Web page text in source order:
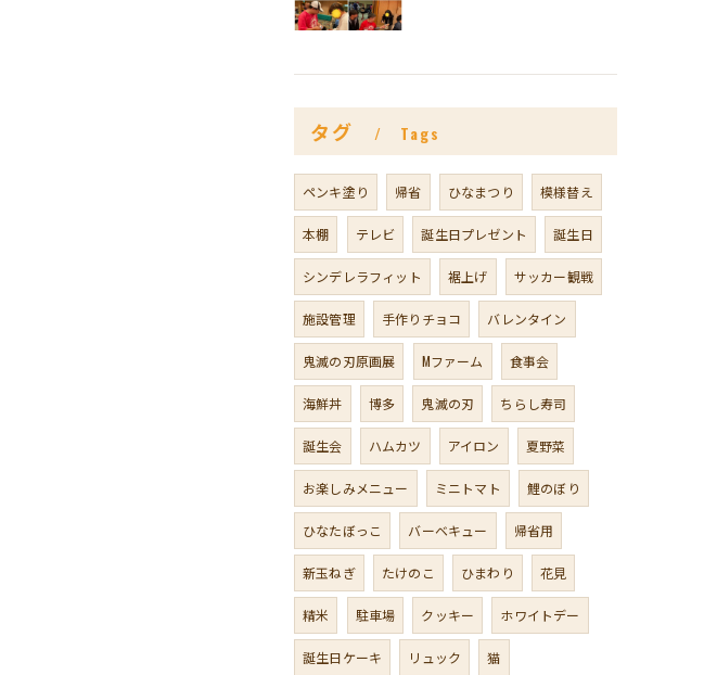
タグ Tags
ペンキ塗り 帰省 ひなまつり 模様替え
本棚 テレビ 誕生日プレゼント 誕生日
シンデレラフィット 裾上げ サッカー観戦
施設管理 手作りチョコ バレンタイン
鬼滅の刃原画展 Mファーム 食事会
海鮮丼 博多 鬼滅の刃 ちらし寿司
誕生会 ハムカツ アイロン 夏野菜
お楽しみメニュー ミニトマト 鯉のぼり
ひなたぼっこ バーベキュー 帰省用
新玉ねぎ たけのこ ひまわり 花見
精米 駐車場 クッキー ホワイトデー
誕生日ケーキ リュック 猫